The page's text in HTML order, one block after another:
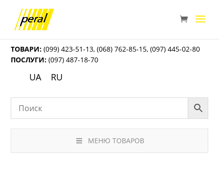
ТОВАРИ: (099) 423-51-13,(068) 762-85-15,(097) 445-02-80
ПОСЛУГИ: (097) 487-18-70
UA RU
МЕНЮ ТОВАРОВ